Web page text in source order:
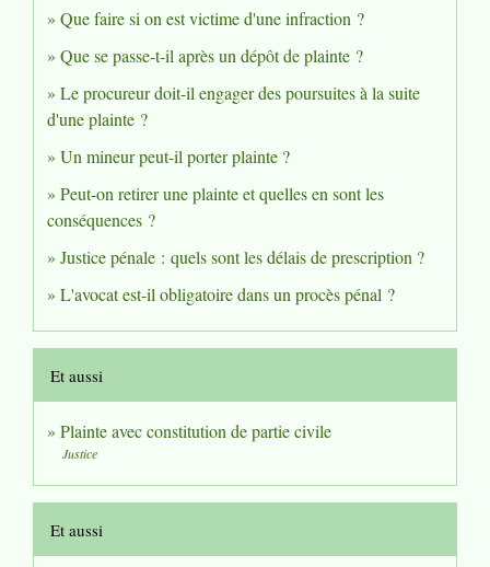
Que faire si on est victime d'une infraction ?
Que se passe-t-il après un dépôt de plainte ?
Le procureur doit-il engager des poursuites à la suite
d'une plainte ?
Un mineur peut-il porter plainte ?
Peut-on retirer une plainte et quelles en sont les
conséquences ?
Justice pénale : quels sont les délais de prescription ?
L'avocat est-il obligatoire dans un procès pénal ?
Et aussi
Plainte avec constitution de partie civile
Justice
Et aussi